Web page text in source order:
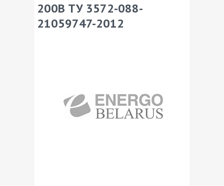
200В ТУ 3572-088-
21059747-2012